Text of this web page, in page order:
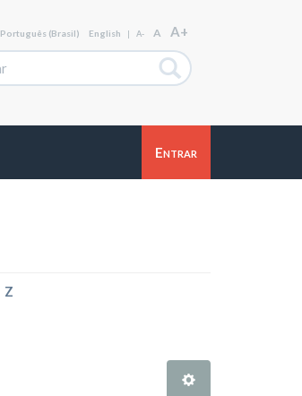
Português (Brasil) English | A- A A+
Entrar
Z